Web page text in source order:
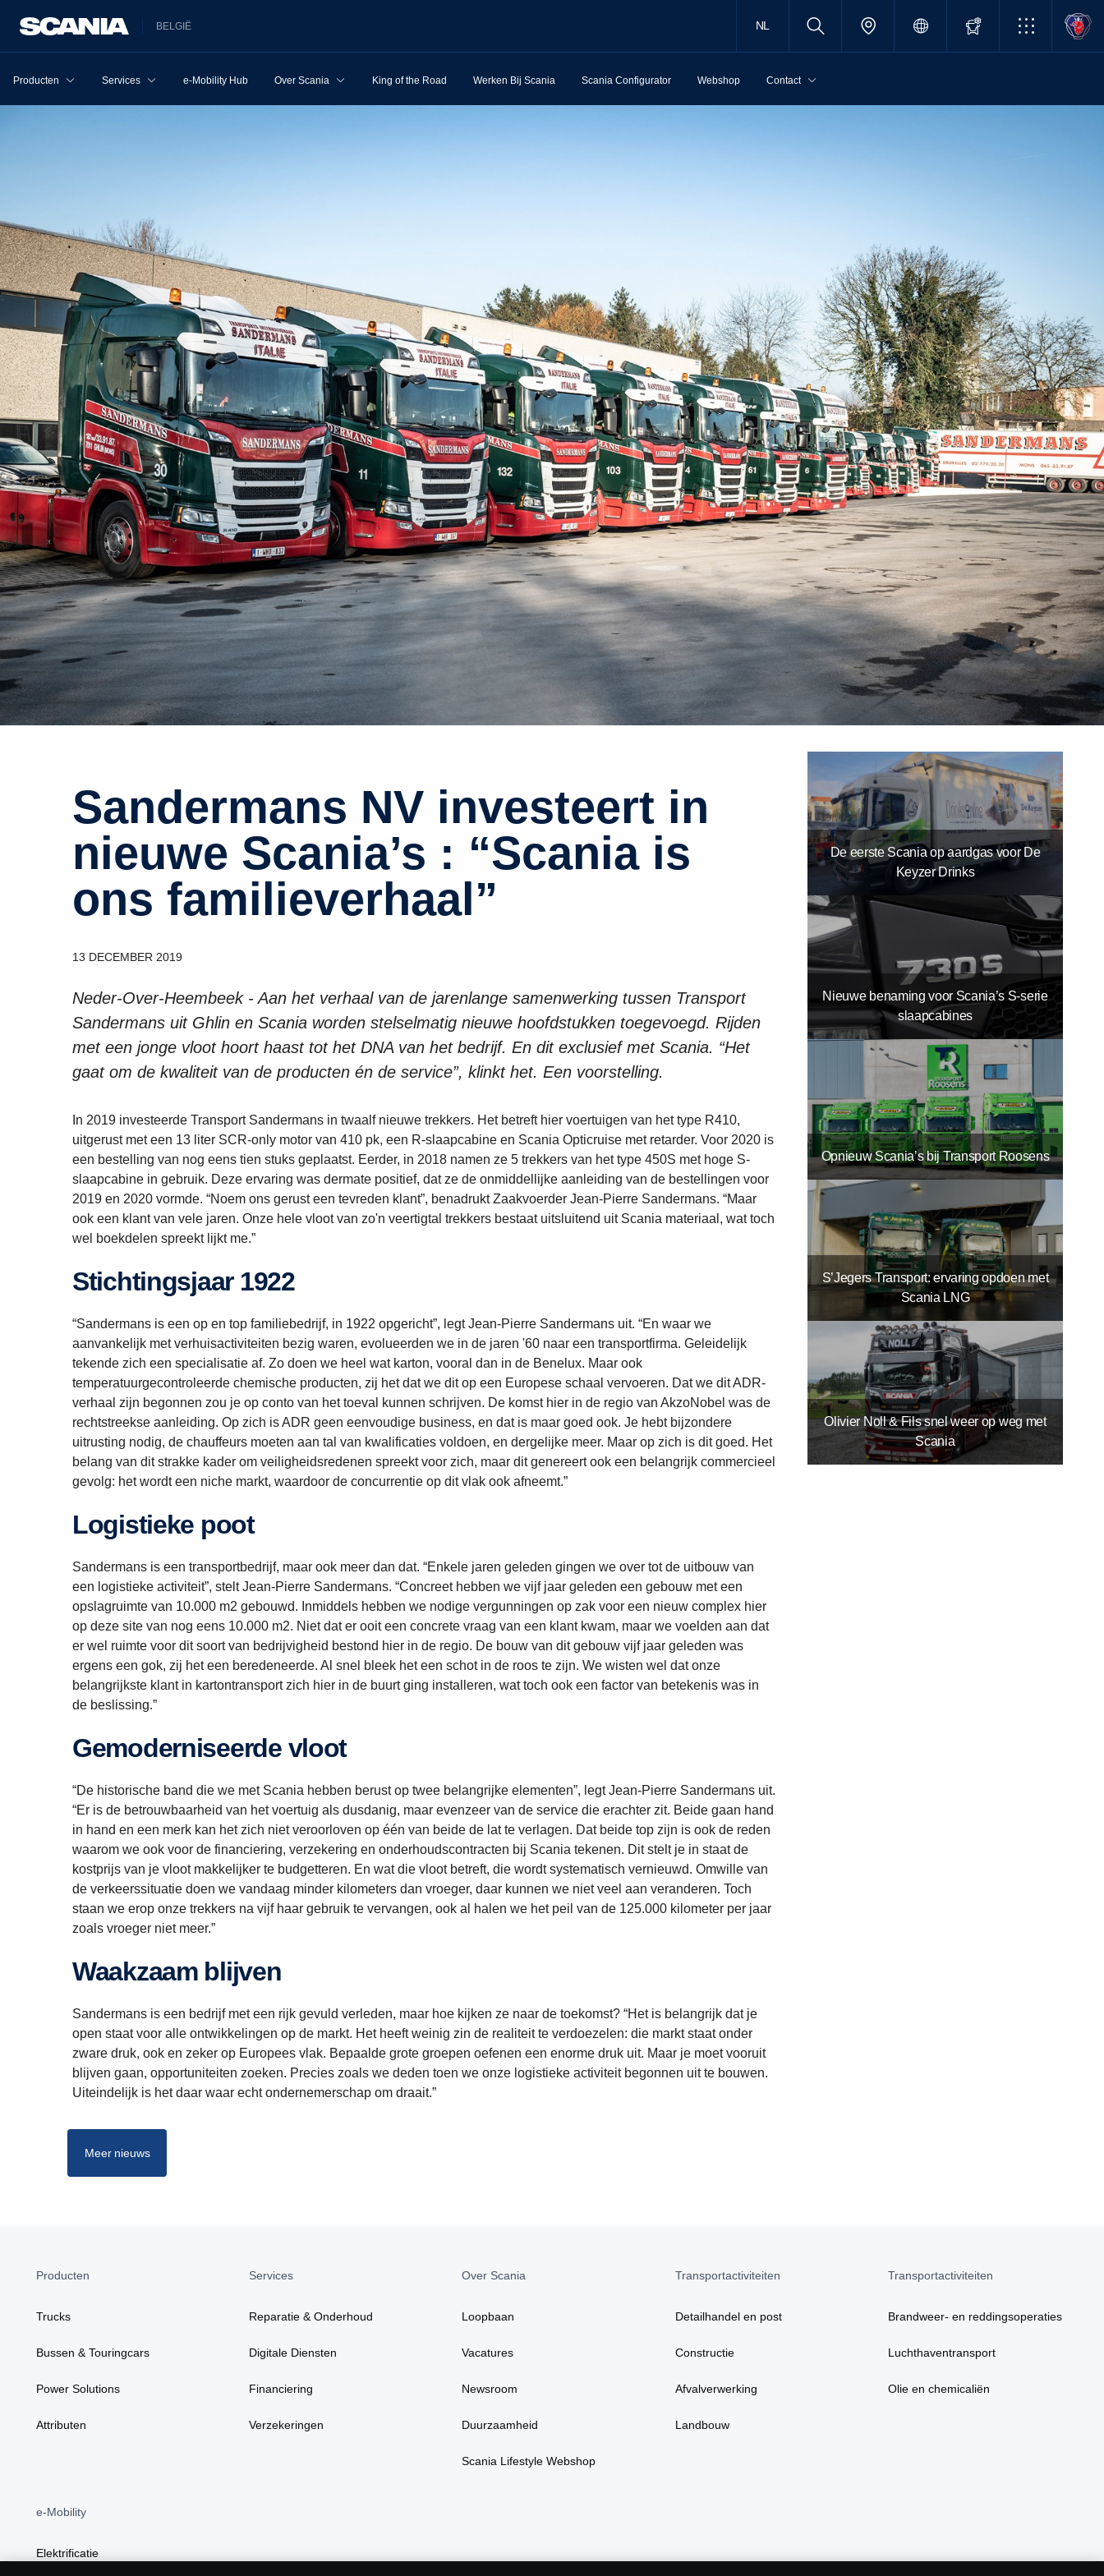
BELGIË NL
Producten Services e-Mobility Hub Over Scania King of the Road Werken Bij Scania Scania Configurator Webshop Contact
San­der­mans NV in­ves­teert in
nieuwe Scania’s : “Scania is
ons fa­mi­lie­ver­haal”
13 DECEMBER 2019
Neder-Over-Heembeek - Aan het verhaal van de jarenlange samenwerking tussen Transport
Sandermans uit Ghlin en Scania worden stelselmatig nieuwe hoofdstukken toegevoegd. Rijden
met een jonge vloot hoort haast tot het DNA van het bedrijf. En dit exclusief met Scania. “Het
gaat om de kwaliteit van de producten én de service”, klinkt het. Een voorstelling.
In 2019 investeerde Transport Sandermans in twaalf nieuwe trekkers. Het betreft hier voertuigen van het type R410,
uitgerust met een 13 liter SCR-only motor van 410 pk, een R-slaapcabine en Scania Opticruise met retarder. Voor 2020 is
een bestelling van nog eens tien stuks geplaatst. Eerder, in 2018 namen ze 5 trekkers van het type 450S met hoge S-
slaapcabine in gebruik. Deze ervaring was dermate positief, dat ze de onmiddellijke aanleiding van de bestellingen voor
2019 en 2020 vormde. “Noem ons gerust een tevreden klant”, benadrukt Zaakvoerder Jean-Pierre Sandermans. “Maar
ook een klant van vele jaren. Onze hele vloot van zo'n veertigtal trekkers bestaat uitsluitend uit Scania materiaal, wat toch
wel boekdelen spreekt lijkt me.”
Stichtingsjaar 1922
“Sandermans is een op en top familiebedrijf, in 1922 opgericht”, legt Jean-Pierre Sandermans uit. “En waar we
aanvankelijk met verhuisactiviteiten bezig waren, evolueerden we in de jaren '60 naar een transportfirma. Geleidelijk
tekende zich een specialisatie af. Zo doen we heel wat karton, vooral dan in de Benelux. Maar ook
temperatuurgecontroleerde chemische producten, zij het dat we dit op een Europese schaal vervoeren. Dat we dit ADR-
verhaal zijn begonnen zou je op conto van het toeval kunnen schrijven. De komst hier in de regio van AkzoNobel was de
rechtstreekse aanleiding. Op zich is ADR geen eenvoudige business, en dat is maar goed ook. Je hebt bijzondere
uitrusting nodig, de chauffeurs moeten aan tal van kwalificaties voldoen, en dergelijke meer. Maar op zich is dit goed. Het
belang van dit strakke kader om veiligheidsredenen spreekt voor zich, maar dit genereert ook een belangrijk commercieel
gevolg: het wordt een niche markt, waardoor de concurrentie op dit vlak ook afneemt.”
Logistieke poot
Sandermans is een transportbedrijf, maar ook meer dan dat. “Enkele jaren geleden gingen we over tot de uitbouw van
een logistieke activiteit”, stelt Jean-Pierre Sandermans. “Concreet hebben we vijf jaar geleden een gebouw met een
opslagruimte van 10.000 m2 gebouwd. Inmiddels hebben we nodige vergunningen op zak voor een nieuw complex hier
op deze site van nog eens 10.000 m2. Niet dat er ooit een concrete vraag van een klant kwam, maar we voelden aan dat
er wel ruimte voor dit soort van bedrijvigheid bestond hier in de regio. De bouw van dit gebouw vijf jaar geleden was
ergens een gok, zij het een beredeneerde. Al snel bleek het een schot in de roos te zijn. We wisten wel dat onze
belangrijkste klant in kartontransport zich hier in de buurt ging installeren, wat toch ook een factor van betekenis was in
de beslissing.”
Gemoderniseerde vloot
“De historische band die we met Scania hebben berust op twee belangrijke elementen”, legt Jean-Pierre Sandermans uit.
“Er is de betrouwbaarheid van het voertuig als dusdanig, maar evenzeer van de service die erachter zit. Beide gaan hand
in hand en een merk kan het zich niet veroorloven op één van beide de lat te verlagen. Dat beide top zijn is ook de reden
waarom we ook voor de financiering, verzekering en onderhoudscontracten bij Scania tekenen. Dit stelt je in staat de
kostprijs van je vloot makkelijker te budgetteren. En wat die vloot betreft, die wordt systematisch vernieuwd. Omwille van
de verkeerssituatie doen we vandaag minder kilometers dan vroeger, daar kunnen we niet veel aan veranderen. Toch
staan we erop onze trekkers na vijf haar gebruik te vervangen, ook al halen we het peil van de 125.000 kilometer per jaar
zoals vroeger niet meer.”
Waakzaam blijven
Sandermans is een bedrijf met een rijk gevuld verleden, maar hoe kijken ze naar de toekomst? “Het is belangrijk dat je
open staat voor alle ontwikkelingen op de markt. Het heeft weinig zin de realiteit te verdoezelen: die markt staat onder
zware druk, ook en zeker op Europees vlak. Bepaalde grote groepen oefenen een enorme druk uit. Maar je moet vooruit
blijven gaan, opportuniteiten zoeken. Precies zoals we deden toen we onze logistieke activiteit begonnen uit te bouwen.
Uiteindelijk is het daar waar echt ondernemerschap om draait.”
Meer nieuws
De eerste Scania op aardgas voor De
Keyzer Drinks
Nieuwe benaming voor Scania’s S-serie
slaapcabines
Opnieuw Scania’s bij Transport Roosens
S’Jegers Transport: ervaring opdoen met
Scania LNG
Olivier Noll & Fils snel weer op weg met
Scania
Producten
Trucks
Bussen & Touringcars
Power Solutions
Attributen
Services
Reparatie & Onderhoud
Digitale Diensten
Financiering
Verzekeringen
Over Scania
Loopbaan
Vacatures
Newsroom
Duurzaamheid
Scania Lifestyle Webshop
Transportactiviteiten
Detailhandel en post
Constructie
Afvalverwerking
Landbouw
Transportactiviteiten
Brandweer- en reddingsoperaties
Luchthaventransport
Olie en chemicaliën
e-Mobility
Elektrificatie